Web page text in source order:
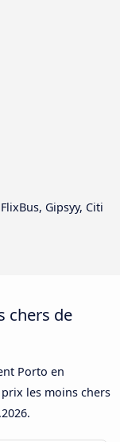
Gipsyy, Citi
chers de
Porto en
les moins chers
.